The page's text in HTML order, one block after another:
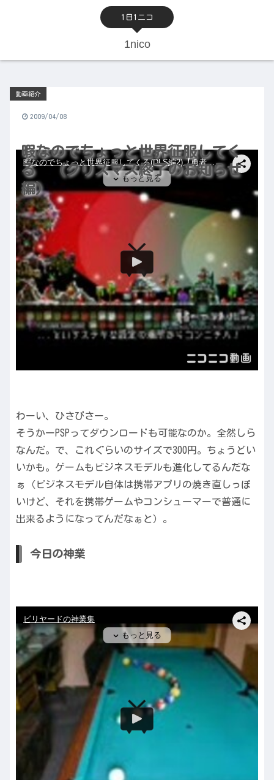
1日1ニコ
1nico
暇なのでちょっと世界征服してく
る （クリスマス終了のお知らせ
編）
動画紹介
2009/04/08
わーい、ひさびさー。
そうかーPSPってダウンロードも可能なのか。全然しら
なんだ。で、これぐらいのサイズで300円。ちょうどい
いかも。ゲームもビジネスモデルも進化してるんだな
ぁ（ビジネスモデル自体は携帯アプリの焼き直しっぽ
いけど、それを携帯ゲームやコンシューマーで普通に
出来るようになってんだなぁと）。
今日の神業